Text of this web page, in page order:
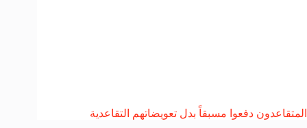
المتقاعدون دفعوا مسبقاً بدل تعويضاتهم التقاعدية